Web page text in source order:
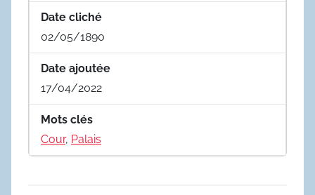
Date cliché
02/05/1890
Date ajoutée
17/04/2022
Mots clés
Cour, Palais